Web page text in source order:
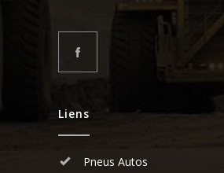
Liens
Pneus Autos